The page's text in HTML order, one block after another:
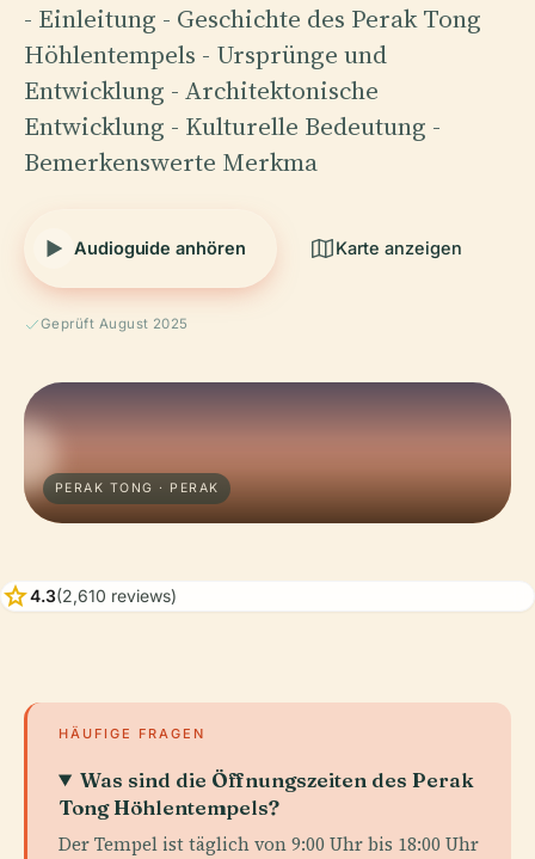
- Einleitung - Geschichte des Perak Tong
Höhlentempels - Ursprünge und
Entwicklung - Architektonische
Entwicklung - Kulturelle Bedeutung -
Bemerkenswerte Merkma
Audioguide anhören Karte anzeigen
Geprüft August 2025
PERAK TONG · PERAK
star4.3(2,610 reviews)
HÄUFIGE FRAGEN
Was sind die Öffnungszeiten des Perak
Tong Höhlentempels?
Der Tempel ist täglich von 9:00 Uhr bis 18:00 Uhr